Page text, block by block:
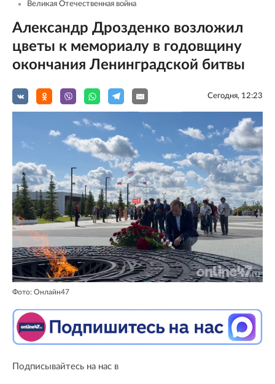
Великая Отечественная война
Александр Дрозденко возложил
цветы к мемориалу в годовщину
окончания Ленинградской битвы
Сегодня, 12:23
Фото: Онлайн47
Подписывайтесь на нас в